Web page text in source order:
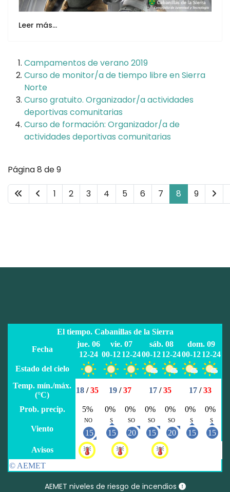
Leer más…
Campamentos de verano 2019
Curso de monitor/a de tiempo libre en Sierra
Norte
Curso gratuito. Organizador/a actividades
deportivas comunitarias
Curso de formación: Organizador/a de
actividades deportivas comunitarias
Página 8 de 9
1 2 3 4 5 6 7 8 9
AEMET niveles de riesgo de incendios